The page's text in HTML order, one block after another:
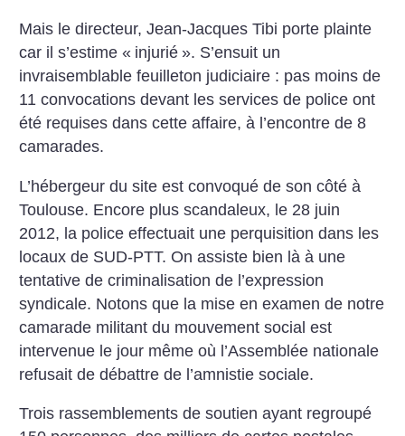
Mais le directeur, Jean-Jacques Tibi porte plainte
car il s’estime « injurié ». S’ensuit un
invraisemblable feuilleton judiciaire : pas moins de
11 convocations devant les services de police ont
été requises dans cette affaire, à l’encontre de 8
camarades.
L’hébergeur du site est convoqué de son côté à
Toulouse. Encore plus scandaleux, le 28 juin
2012, la police effectuait une perquisition dans les
locaux de SUD-PTT. On assiste bien là à une
tentative de criminalisation de l’expression
syndicale. Notons que la mise en examen de notre
camarade militant du mouvement social est
intervenue le jour même où l’Assemblée nationale
refusait de débattre de l’amnistie sociale.
Trois rassemblements de soutien ayant regroupé